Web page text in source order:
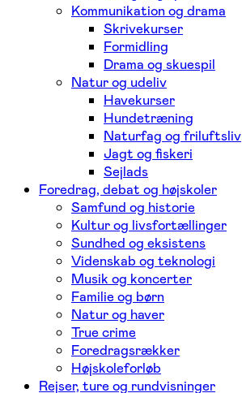
Kommunikation og drama
Skrivekurser
Formidling
Drama og skuespil
Natur og udeliv
Havekurser
Hundetræning
Naturfag og friluftsliv
Jagt og fiskeri
Sejlads
Foredrag, debat og højskoler
Samfund og historie
Kultur og livsfortællinger
Sundhed og eksistens
Videnskab og teknologi
Musik og koncerter
Familie og børn
Natur og haver
True crime
Foredragsrækker
Højskoleforløb
Rejser, ture og rundvisninger